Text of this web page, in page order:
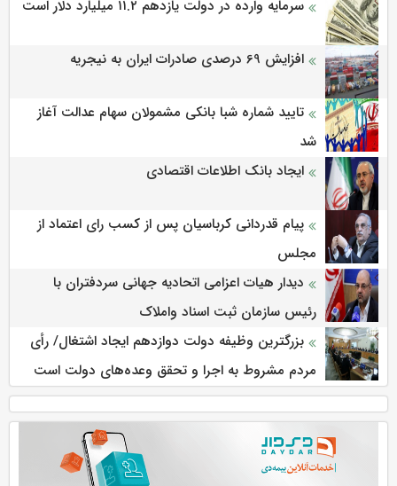
سرمایه وارده در دولت یازدهم ۱۱.۲ میلیارد دلار است
افزایش 69 درصدی صادرات ایران به نیجریه
تایید شماره شبا بانکی مشمولان سهام عدالت آغاز
شد
ایجاد بانک اطلاعات اقتصادی
پیام قدردانی کرباسیان پس از کسب رای اعتماد از
مجلس
دیدار هیات اعزامی اتحادیه جهانی سردفتران با
رئیس سازمان ثبت اسناد واملاک
بزرگترین وظیفه دولت دوازدهم ایجاد اشتغال/ رأی
مردم مشروط به اجرا و تحقق وعده‌های دولت است